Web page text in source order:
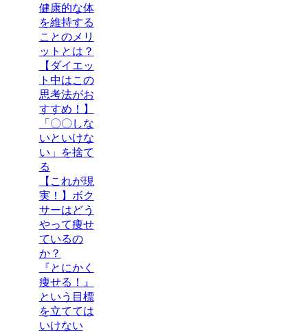
健康的な体
を維持する
ことのメリ
ットとは？
【ダイエッ
ト中はこの
思考法がお
すすめ！】
「〇〇しな
いといけな
い」を捨て
る
【これが現
実！】ボク
サーはどう
やって痩せ
ているの
か？
『とにかく
痩せる！』
という目標
を立てては
いけない